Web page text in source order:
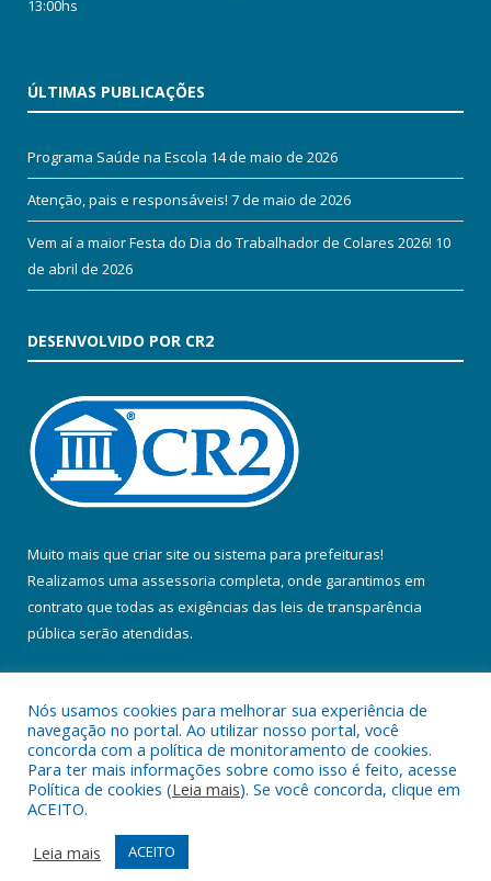
13:00hs
ÚLTIMAS PUBLICAÇÕES
Programa Saúde na Escola 14 de maio de 2026
Atenção, pais e responsáveis! 7 de maio de 2026
Vem aí a maior Festa do Dia do Trabalhador de Colares 2026! 10
de abril de 2026
DESENVOLVIDO POR CR2
Muito mais que criar site ou sistema para prefeituras!
Realizamos uma assessoria completa, onde garantimos em
contrato que todas as exigências das leis de transparência
pública serão atendidas.
Todos os direitos reservados a Prefeitura Municipal de Colares.
Mapa do Site
Acessar Área Administrativa
Acessar Webmail
Nós usamos cookies para melhorar sua experiência de
navegação no portal. Ao utilizar nosso portal, você
concorda com a política de monitoramento de cookies.
Para ter mais informações sobre como isso é feito, acesse
Política de cookies (Leia mais). Se você concorda, clique em
ACEITO.
Leia mais
ACEITO